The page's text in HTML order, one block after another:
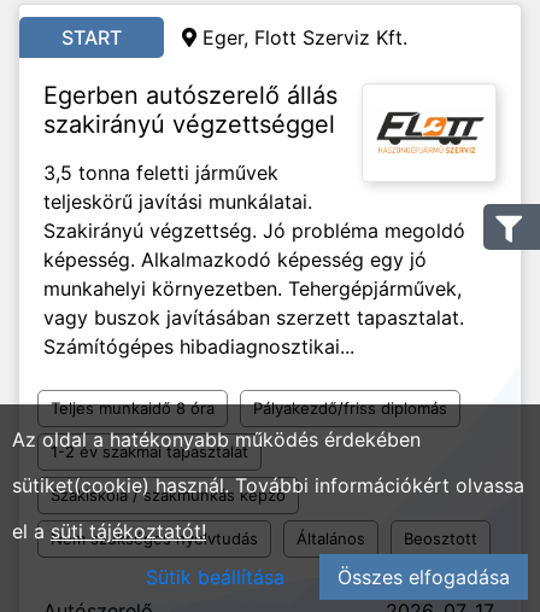
START Eger, Flott Szerviz Kft.
Egerben autószerelő állás
szakirányú végzettséggel
3,5 tonna feletti járművek
teljeskörű javítási munkálatai.
Szakirányú végzettség. Jó probléma megoldó
képesség. Alkalmazkodó képesség egy jó
munkahelyi környezetben. Tehergépjárművek,
vagy buszok javításában szerzett tapasztalat.
Számítógépes hibadiagnosztikai...
Teljes munkaidő 8 óra Pályakezdő/friss diplomás
1-2 év szakmai tapasztalat
Szakiskola / szakmunkás képző
Nem szükséges nyelvtudás Általános Beosztott
Az oldal a hatékonyabb működés érdekében
sütiket(cookie) használ. További információkért olvassa
el a süti tájékoztatót!
Sütik beállítása
Összes elfogadása